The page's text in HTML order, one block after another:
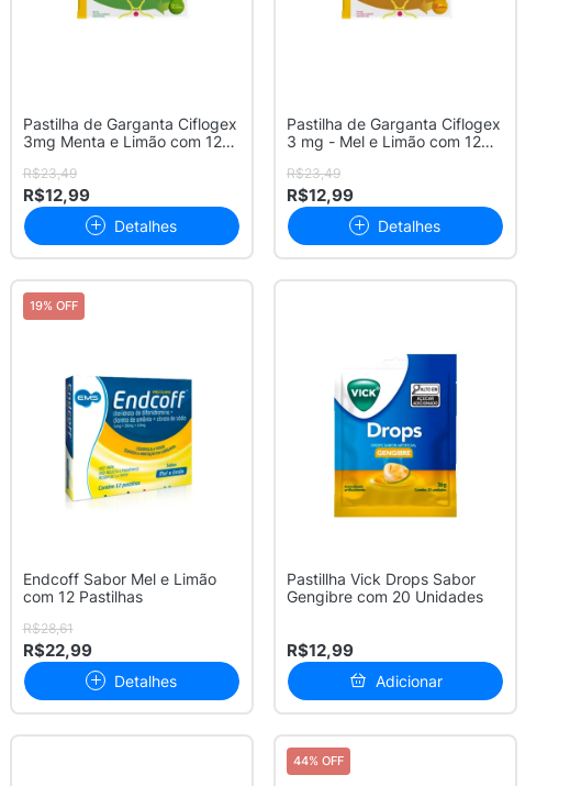
Pastilha de Garganta Ciflogex
3mg Menta e Limão com 12
R$23,49
R$12,99
Detalhes
Pastilha de Garganta Ciflogex
3 mg - Mel e Limão com 12
R$23,49
R$12,99
Detalhes
19% OFF
Endcoff Sabor Mel e Limão
com 12 Pastilhas
R$28,61
R$22,99
Detalhes
Pastillha Vick Drops Sabor
Gengibre com 20 Unidades
R$12,99
Adicionar
44% OFF